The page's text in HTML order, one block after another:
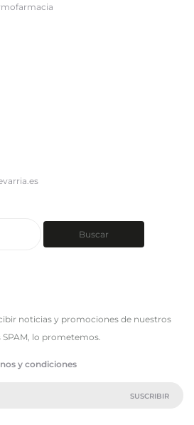
Buscar
noticias y promociones de nuestros
lo prometemos.
y condiciones